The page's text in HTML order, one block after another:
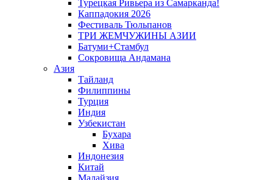
Турецкая Ривьера из Самарканда!
Каппадокия 2026
Фестиваль Тюльпанов
ТРИ ЖЕМЧУЖИНЫ АЗИИ
Батуми+Стамбул
Сокровища Андамана
Азия
Тайланд
Филиппины
Турция
Индия
Узбекистан
Бухара
Хива
Индонезия
Китай
Малайзия